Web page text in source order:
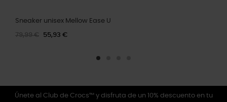
Sneaker unisex Mellow Ease U
79,99 € 55,93 €
Únete al Club de Crocs™ y disfruta de un 10% descuento en tu